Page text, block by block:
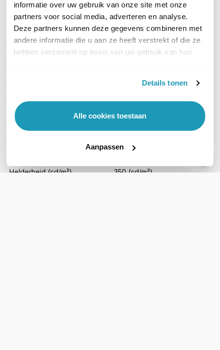
informatie over uw gebruik van onze site met onze
partners voor social media, adverteren en analyse.
Deze partners kunnen deze gegevens combineren met
andere informatie die u aan ze heeft verstrekt of die ze
hebben verzameld op basis van uw gebruik van hun
Details tonen
Alle cookies toestaan
Aanpassen
PRODUCT DETAILS
Merk MaxHub
Schermdiagonaal (Inch) 55"
Aanraakpunten Tot 50
Ultra HD (4K)
Helderheid (cd/m²) 350 (cd/m²)